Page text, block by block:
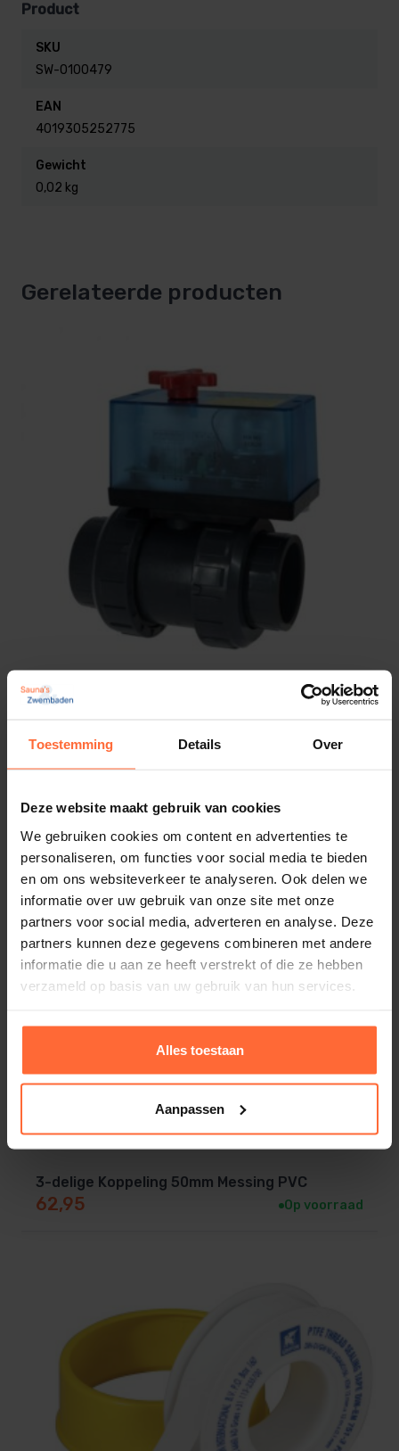
Toestemming Details Over
Deze website maakt gebruik van cookies
We gebruiken cookies om content en advertenties te
personaliseren, om functies voor social media te bieden
en om ons websiteverkeer te analyseren. Ook delen we
informatie over uw gebruik van onze site met onze
partners voor social media, adverteren en analyse. Deze
partners kunnen deze gegevens combineren met andere
informatie die u aan ze heeft verstrekt of die ze hebben
verzameld op basis van uw gebruik van hun services.
Alles toestaan
Aanpassen
Product
SKU
SW-0100479
EAN
4019305252775
Gewicht
0,02 kg
Gerelateerde producten
2-Weg kogelkraan 63 mm met servomotor
639,95 Op voorraad
3-delige Koppeling 50mm Messing PVC
62,95 Op voorraad